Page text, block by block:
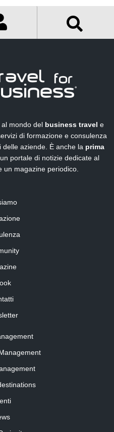
mondo del business travel e
di formazione e consulenza
delle aziende. È anche la prima
, un portale di notizie dedicate al
un magazine periodico.